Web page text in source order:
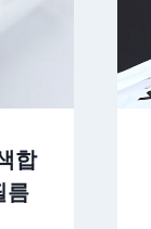
합
름